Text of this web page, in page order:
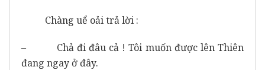
Chàng uể oải trả lời :
– Chả đi đâu cả ! Tôi muốn được lên Thiên
đang ngay ở đây.